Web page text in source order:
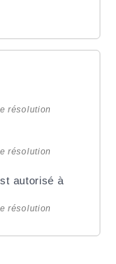
résolution
résolution
autorisé à
résolution